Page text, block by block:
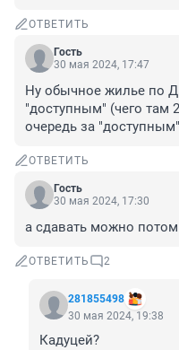
ОТВЕТИТЬ
Гость
30 мая 2024, 17:47
Ну обычное жилье по
"доступным" (чего там
очередь за
ОТВЕТИТЬ
Гость
30 мая 2024, 17:30
а сдавать можно потом
ОТВЕТИТЬ 2
281855498
30 мая 2024, 19:38
Кадуцей?